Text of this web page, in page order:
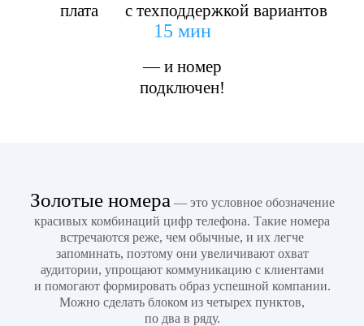
плата
с техподдержкой вариантов
15 мин
— и номер
подключен!
Золотые номера — это условное обозначение
красивых комбинаций цифр телефона. Такие номера
встречаются реже, чем обычные, и их легче
запоминать, поэтому они увеличивают охват
аудитории, упрощают коммуникацию с клиентами
и помогают формировать образ успешной компании.
Можно сделать блоком из четырех пунктов,
по два в ряду.